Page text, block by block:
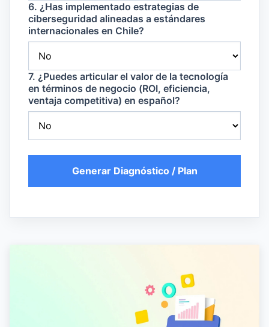
6. ¿Has implementado estrategias de
ciberseguridad alineadas a estándares
internacionales en Chile?
7. ¿Puedes articular el valor de la tecnología
en términos de negocio (ROI, eficiencia,
ventaja competitiva) en español?
Generar Diagnóstico / Plan